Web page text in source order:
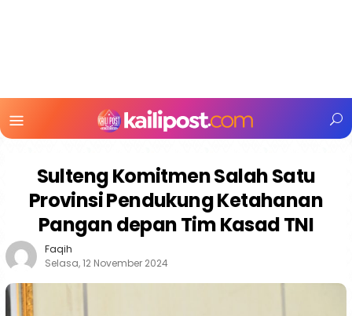
Mobile
Sulteng Komitmen Salah Satu
Provinsi Pendukung Ketahanan
Pangan depan Tim Kasad TNI
Faqih
Selasa, 12 November 2024